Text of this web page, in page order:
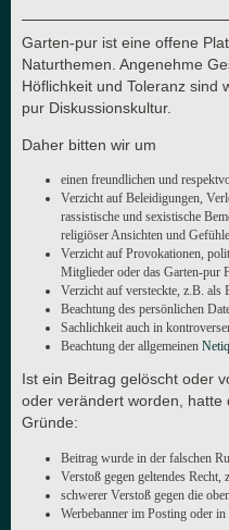
Garten-pur ist eine offene
Naturthemen. Angenehme
Höflichkeit und Toleranz sind
pur Diskussionskultur.
Daher bitten wir um
einen freundlichen und
Verzicht auf Beleidigungen,
rassistische und sexistische
religiöser Ansichten und
Verzicht auf Provokationen,
Mitglieder oder das Garten-pur
Verzicht auf versteckte, z.B. als
Beachtung des persönlichen
Sachlichkeit auch in
Beachtung der allgemeinen
Ist ein Beitrag gelöscht oder
oder verändert worden, hatte
Gründe:
Beitrag wurde in der falschen
Verstoß gegen geltendes
schwerer Verstoß gegen die
Werbebanner im Posting oder in